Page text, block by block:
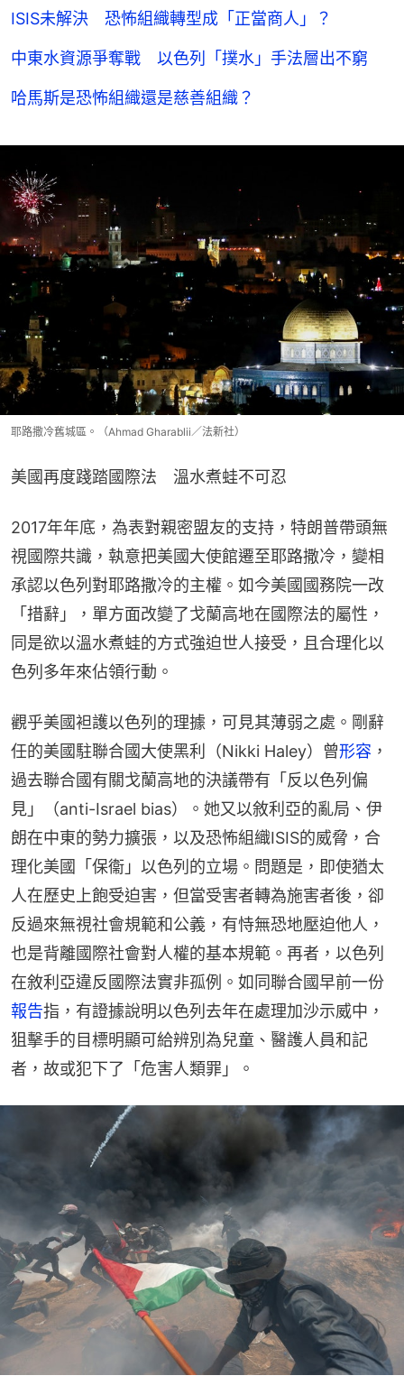
ISIS未解決 恐怖組織轉型成「正當商人」？
中東水資源爭奪戰 以色列「撲水」手法層出不窮
哈馬斯是恐怖組織還是慈善組織？
耶路撒冷舊城區。（Ahmad Gharablii／法新社）
美國再度踐踏國際法　溫水煮蛙不可忍
2017年年底，為表對親密盟友的支持，特朗普帶頭無
視國際共識，執意把美國大使館遷至耶路撒冷，變相
承認以色列對耶路撒冷的主權。如今美國國務院一改
「措辭」，單方面改變了戈蘭高地在國際法的屬性，
同是欲以溫水煮蛙的方式強迫世人接受，且合理化以
色列多年來佔領行動。
觀乎美國袒護以色列的理據，可見其薄弱之處。剛辭
任的美國駐聯合國大使黑利（Nikki Haley）曾形容 ，
過去聯合國有關戈蘭高地的決議帶有「反以色列偏
見」（anti-Israel bias）。她又以敘利亞的亂局、伊
朗在中東的勢力擴張，以及恐怖組織ISIS的威脅，合
理化美國「保衞」以色列的立場。問題是，即使猶太
人在歷史上飽受迫害，但當受害者轉為施害者後，卻
反過來無視社會規範和公義，有恃無恐地壓迫他人，
也是背離國際社會對人權的基本規範。再者，以色列
在敘利亞違反國際法實非孤例。如同聯合國早前一份
報告指，有證據說明以色列去年在處理加沙示威中，
狙擊手的目標明顯可給辨別為兒童、醫護人員和記
者，故或犯下了「危害人類罪」。